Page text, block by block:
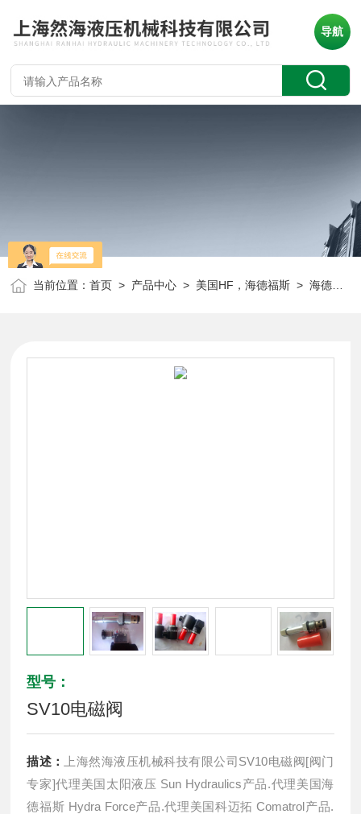
导航
当前位置：首页 > 产品中心 > 美国HF，海德福斯 >海德福斯流量控制阀
型号：
SV10电磁阀
描述：
上海然海液压机械科技有限公司SV10电磁阀[阀门
专家]代理美国太阳液压 Sun Hydraulics产品.代理美国海
德福斯 Hydra Force产品.代理美国科迈拓 Comatrol产品.